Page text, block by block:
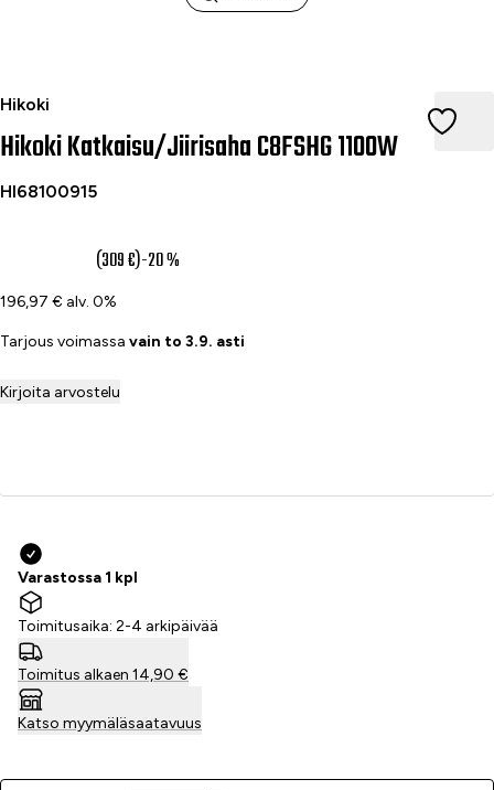
Hikoki
Hikoki Katkaisu/Jiirisaha C8FSHG 1100W
Hikoki Katkaisu/Jiirisaha C8FSHG 1100W
HI68100915
(309 €)-20 %
196,97 € alv. 0%
Tarjous voimassa vain to 3.9. asti
Kirjoita arvostelu
Varastossa 1 kpl
Toimitusaika: 2-4 arkipäivää
Toimitus alkaen 14,90 €
Katso myymäläsaatavuus